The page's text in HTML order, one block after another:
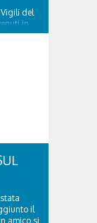
del
in
Calalzo
il
amico si